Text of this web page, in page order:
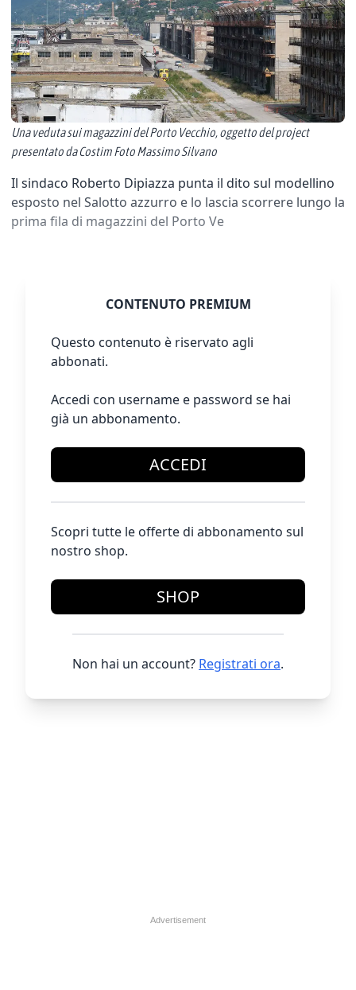
Una veduta sui magazzini del Porto Vecchio, oggetto del project
presentato da Costim Foto Massimo Silvano
Il sindaco Roberto Dipiazza punta il dito sul modellino
esposto nel Salotto azzurro e lo lascia scorrere lungo la
prima fila di magazzini del Porto Ve
CONTENUTO PREMIUM
Questo contenuto è riservato agli
abbonati.
Accedi con username e password se hai
già un abbonamento.
ACCEDI
Scopri tutte le offerte di abbonamento sul
nostro shop.
SHOP
Non hai un account? Registrati ora.